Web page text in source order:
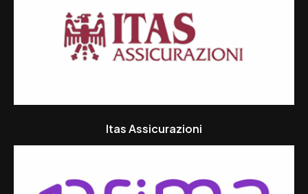
Itas Assicurazioni